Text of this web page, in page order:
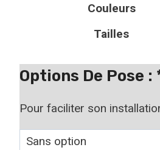
prix :
11,17 €
19,99 €
Couleurs
Tailles
Options De Pose :
Pour faciliter son